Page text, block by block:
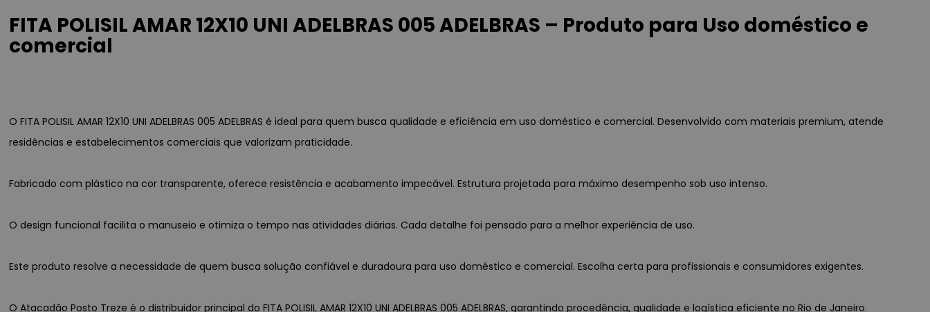
FITA POLISIL AMAR 12X10 UNI ADELBRAS 005 ADELBRAS – Produto para Uso doméstico e
comercial
O FITA POLISIL AMAR 12X10 UNI ADELBRAS 005 ADELBRAS é ideal para quem busca qualidade e eficiência em uso doméstico e comercial. Desenvolvido com materiais premium, atende
residências e estabelecimentos comerciais que valorizam praticidade.
Fabricado com plástico na cor transparente, oferece resistência e acabamento impecável. Estrutura projetada para máximo desempenho sob uso intenso.
O design funcional facilita o manuseio e otimiza o tempo nas atividades diárias. Cada detalhe foi pensado para a melhor experiência de uso.
Este produto resolve a necessidade de quem busca solução confiável e duradoura para uso doméstico e comercial. Escolha certa para profissionais e consumidores exigentes.
O Atacadão Posto Treze é o distribuidor principal do FITA POLISIL AMAR 12X10 UNI ADELBRAS 005 ADELBRAS, garantindo procedência, qualidade e logística eficiente no Rio de Janeiro.